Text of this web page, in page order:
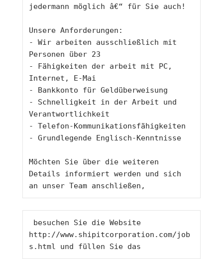
jedermann möglich â€“ für Sie auch!
Unsere Anforderungen:
- Wir arbeiten ausschließlich mit
Personen über 23
- Fähigkeiten der arbeit mit PC,
Internet, E-Mai
- Bankkonto für Geldüberweisung
- Schnelligkeit in der Arbeit und
Verantwortlichkeit
- Telefon-Kommunikationsfähigkeiten
- Grundlegende Englisch-Kenntnisse
Möchten Sie über die weiteren
Details informiert werden und sich
an unser Team anschließen,
besuchen Sie die Website
http://www.shipitcorporation.com/job
s.html und füllen Sie das